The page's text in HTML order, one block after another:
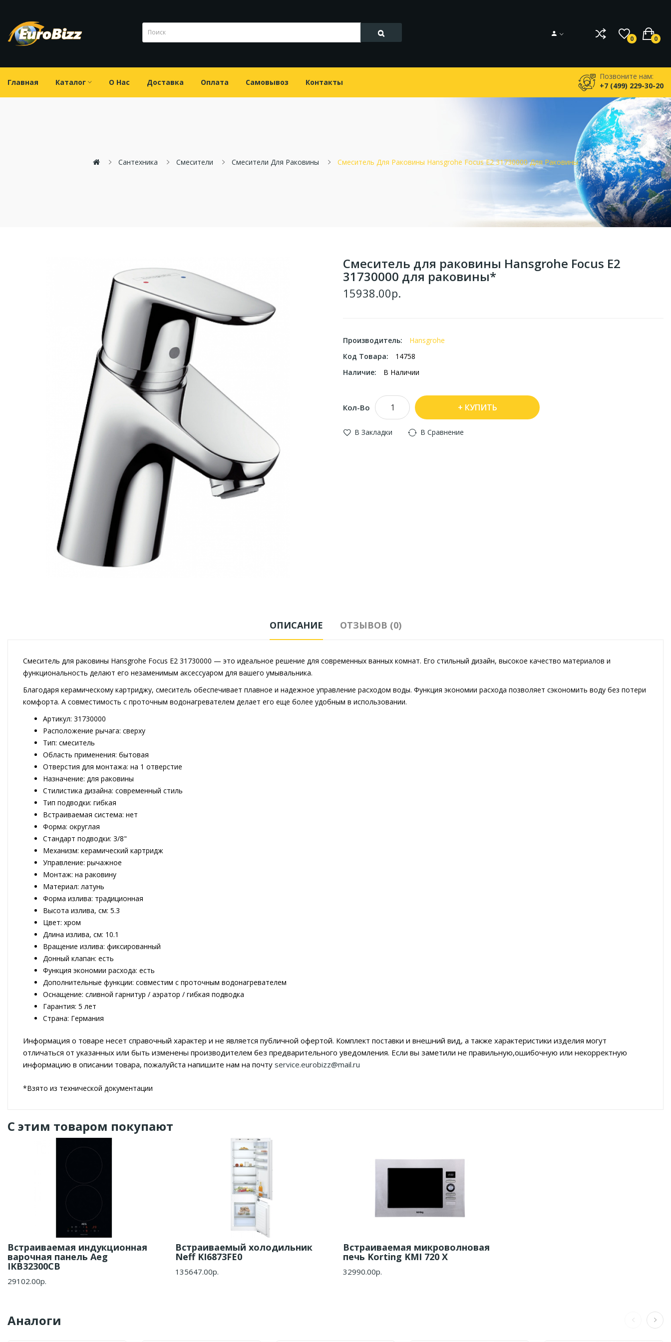
0 0
Главная Каталог О Нас Доставка Оплата Самовывоз Контакты
Позвоните нам:
+7 (499) 229-30-20
Сантехника Смесители Смесители Для Раковины Смеситель Для Раковины Hansgrohe Focus E2 31730000 Для Раковины
Смеситель для раковины Hansgrohe Focus E2
31730000 для раковины*
15938.00р.
Производитель:
Hansgrohe
Код Товара:
14758
Наличие:
В Наличии
Кол-Во КУПИТЬ
В Закладки В Сравнение
ОПИСАНИЕ ОТЗЫВОВ (0)
Смеситель для раковины Hansgrohe Focus E2 31730000 — это идеальное решение для современных ванных комнат. Его стильный дизайн, высокое качество материалов и
функциональность делают его незаменимым аксессуаром для вашего умывальника.
Благодаря керамическому картриджу, смеситель обеспечивает плавное и надежное управление расходом воды. Функция экономии расхода позволяет сэкономить воду без потери
комфорта. А совместимость с проточным водонагревателем делает его еще более удобным в использовании.
Артикул: 31730000
Расположение рычага: сверху
Тип: смеситель
Область применения: бытовая
Отверстия для монтажа: на 1 отверстие
Назначение: для раковины
Стилистика дизайна: современный стиль
Тип подводки: гибкая
Встраиваемая система: нет
Форма: округлая
Стандарт подводки: 3/8"
Механизм: керамический картридж
Управление: рычажное
Монтаж: на раковину
Материал: латунь
Форма излива: традиционная
Высота излива, см: 5.3
Цвет: хром
Длина излива, см: 10.1
Вращение излива: фиксированный
Донный клапан: есть
Функция экономии расхода: есть
Дополнительные функции: совместим с проточным водонагревателем
Оснащение: сливной гарнитур / аэратор / гибкая подводка
Гарантия: 5 лет
Страна: Германия
Информация о товаре несет справочный характер и не является публичной офертой. Комплект поставки и внешний вид, а также характеристики изделия могут
отличаться от указанных или быть изменены производителем без предварительного уведомления. Если вы заметили не правильную,ошибочную или некорректную
информацию в описании товара, пожалуйста напишите нам на почту service.eurobizz@mail.ru
*Взято из технической документации
С этим товаром покупают
Встраиваемая индукционная
варочная панель Aeg
IKB32300CB
29102.00р.
Встраиваемый холодильник
Neff KI6873FE0
135647.00р.
Встраиваемая микроволновая
печь Korting KMI 720 X
32990.00р.
Аналоги